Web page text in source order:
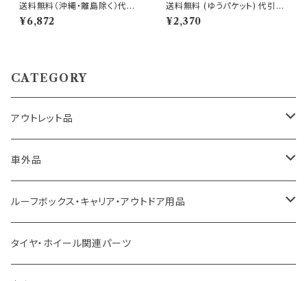
送料無料（沖縄・離島除く）代引
不可 アウトレット品 ダイハツ車
用ステアリングボス 【OD-274】
¥6,872
送料無料 (ゆうパケット) 代引不
可 ロイヤルホイールスペーサー
トヨタ用 3ミリ【T603】
¥2,370
CATEGORY
アウトレット品
トヨタ車用 ボス
ニッサン車用 ボス
ホンダ車用 ボス
車外品
LED、HID、ハロゲン、ポジション
ルーフボックス・キャリア・アウトドア用品
その他
タイヤ・ホイール関連パーツ